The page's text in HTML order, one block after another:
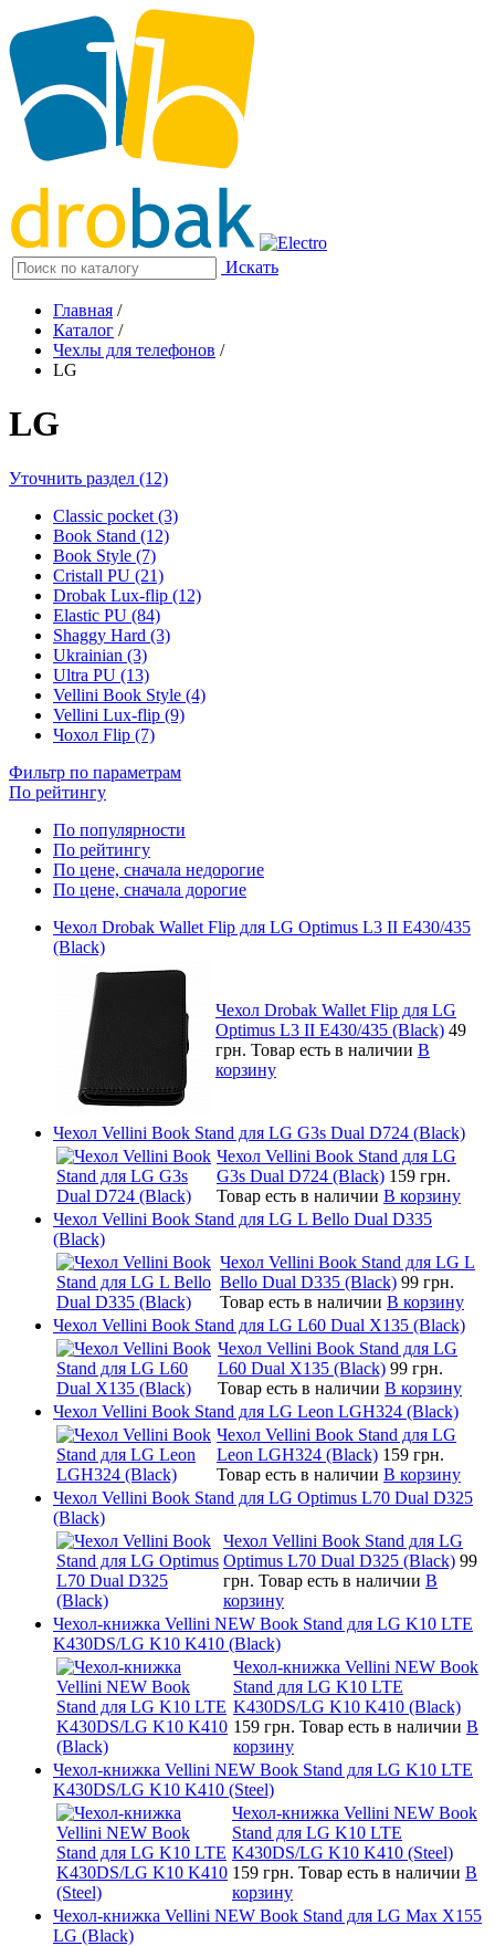
Искать
Главная /
Каталог /
Чехлы для телефонов /
LG
LG
Уточнить раздел (12)
Classic pocket (3)
Book Stand (12)
Book Style (7)
Cristall PU (21)
Drobak Lux-flip (12)
Elastic PU (84)
Shaggy Hard (3)
Ukrainian (3)
Ultra PU (13)
Vellini Book Style (4)
Vellini Lux-flip (9)
Чохол Flip (7)
Фильтр по параметрам
По рейтингу
По популярности
По рейтингу
По цене, сначала недорогие
По цене, сначала дорогие
Чехол Drobak Wallet Flip для LG Optimus L3 II E430/435
(Black)
Чехол Drobak Wallet Flip для LG
Optimus L3 II E430/435 (Black) 49
грн. Товар есть в наличии В
корзину
Чехол Vellini Book Stand для LG G3s Dual D724 (Black)
Чехол Vellini Book Stand для LG
G3s Dual D724 (Black) 159 грн.
Товар есть в наличии В корзину
Чехол Vellini Book Stand для LG L Bello Dual D335
(Black)
Чехол Vellini Book Stand для LG L
Bello Dual D335 (Black) 99 грн.
Товар есть в наличии В корзину
Чехол Vellini Book Stand для LG L60 Dual X135 (Black)
Чехол Vellini Book Stand для LG
L60 Dual X135 (Black) 99 грн.
Товар есть в наличии В корзину
Чехол Vellini Book Stand для LG Leon LGH324 (Black)
Чехол Vellini Book Stand для LG
Leon LGH324 (Black) 159 грн.
Товар есть в наличии В корзину
Чехол Vellini Book Stand для LG Optimus L70 Dual D325
(Black)
Чехол Vellini Book Stand для LG
Optimus L70 Dual D325 (Black) 99
грн. Товар есть в наличии В
корзину
Чехол-книжка Vellini NEW Book Stand для LG K10 LTE
K430DS/LG K10 K410 (Black)
Чехол-книжка Vellini NEW Book
Stand для LG K10 LTE
K430DS/LG K10 K410 (Black)
159 грн. Товар есть в наличии В
корзину
Чехол-книжка Vellini NEW Book Stand для LG K10 LTE
K430DS/LG K10 K410 (Steel)
Чехол-книжка Vellini NEW Book
Stand для LG K10 LTE
K430DS/LG K10 K410 (Steel)
159 грн. Товар есть в наличии В
корзину
Чехол-книжка Vellini NEW Book Stand для LG Max X155
LG (Black)